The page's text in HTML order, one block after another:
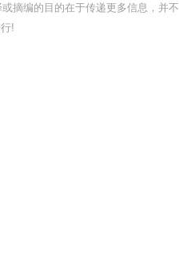
摘编的目的在于传递更多信息，并不
!